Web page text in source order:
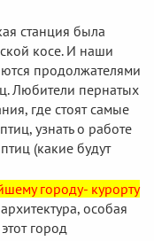
станция была
косе. И наши
продолжателями
Любители пернатых
где стоят самые
узнать о работе
(какие будут
городу- курорту
особая
город